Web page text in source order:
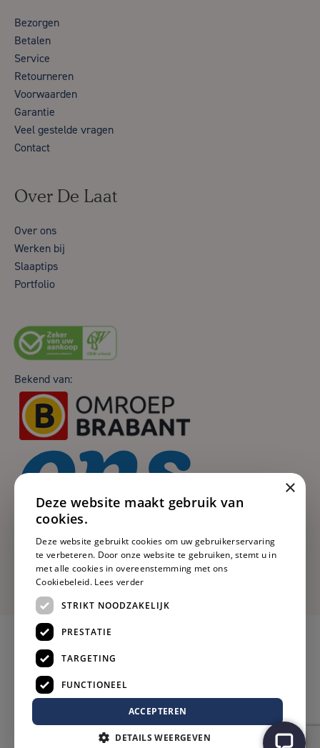
Bezorgen
Betalen
Service
Retourneren
Voorwaarden
Garantie
Veel gestelde vragen
Contact
Over De Laat
Over ons
Werken bij
Slaaptips
Portfolio
Bekend van:
×
Deze website maakt gebruik van
cookies.
Deze website gebruikt cookies om uw gebruikerservaring
te verbeteren. Door onze website te gebruiken, stemt u in
met alle cookies in overeenstemming met ons
Cookiebeleid. Lees verder
STRIKT NOODZAKELIJK
PRESTATIE
TARGETING
FUNCTIONEEL
ACCEPTEREN
DETAILS WEERGEVEN